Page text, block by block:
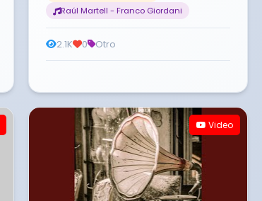
Raúl Martell - Franco Giordani
2.1K 0 Otro
Video